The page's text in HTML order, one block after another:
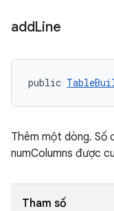
addLine
public
Thêm một dòng. Số
numColumns được
Tham số